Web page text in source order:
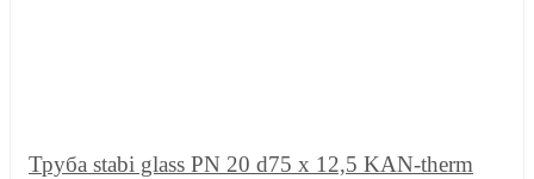
Труба stabi glass PN 20 d75 x 12,5 KAN-therm